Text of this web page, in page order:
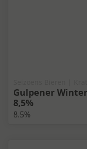
Gulpener
8,5%
8.5%